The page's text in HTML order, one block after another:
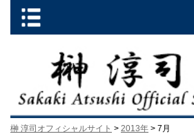
榊 淳司オフィシャルサイト > 2013年 > 7月